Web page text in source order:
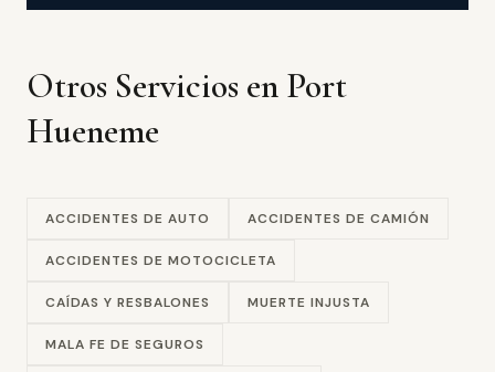
Otros Servicios en Port
Hueneme
ACCIDENTES DE AUTO ACCIDENTES DE CAMIÓN
ACCIDENTES DE MOTOCICLETA
CAÍDAS Y RESBALONES MUERTE INJUSTA
MALA FE DE SEGUROS